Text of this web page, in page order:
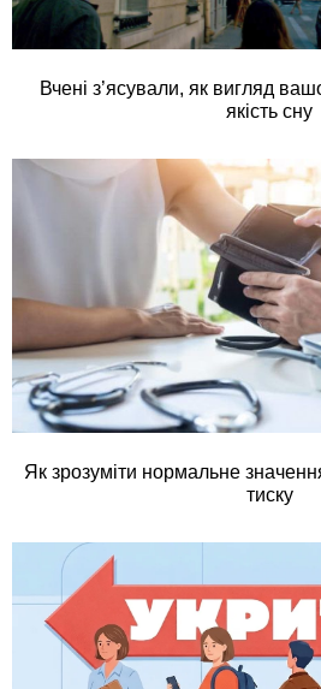
Вчені з’ясували, як вигляд
якість сну
Як зрозуміти нормальне
тиску